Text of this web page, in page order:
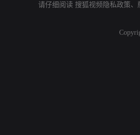
请仔细阅读 搜狐视频隐私政策、